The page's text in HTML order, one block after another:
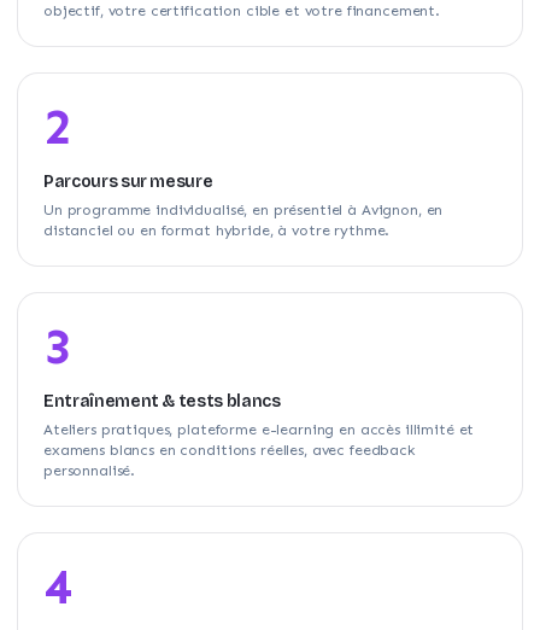
objectif, votre certification cible et votre financement.
2
Parcours sur mesure
Un programme individualisé, en présentiel à Avignon, en
distanciel ou en format hybride, à votre rythme.
3
Entraînement & tests blancs
Ateliers pratiques, plateforme e-learning en accès illimité et
examens blancs en conditions réelles, avec feedback
personnalisé.
4